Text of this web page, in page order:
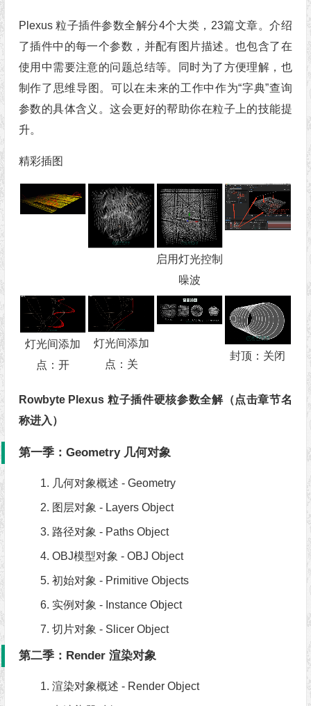
Plexus 粒子插件参数全解分4个大类，23篇文章。介绍
了插件中的每一个参数，并配有图片描述。也包含了在
使用中需要注意的问题总结等。同时为了方便理解，也
制作了思维导图。可以在未来的工作中作为“字典”查询
参数的具体含义。这会更好的帮助你在粒子上的技能提
升。
精彩插图
启用灯光控制
噪波
灯光间添加
点：开
灯光间添加
点：关
封顶：关闭
Rowbyte Plexus 粒子插件硬核参数全解（点击章节名
称进入）
第一季：Geometry 几何对象
几何对象概述 - Geometry
图层对象 - Layers Object
路径对象 - Paths Object
OBJ模型对象 - OBJ Object
初始对象 - Primitive Objects
实例对象 - Instance Object
切片对象 - Slicer Object
第二季：Render 渲染对象
渲染对象概述 - Render Object